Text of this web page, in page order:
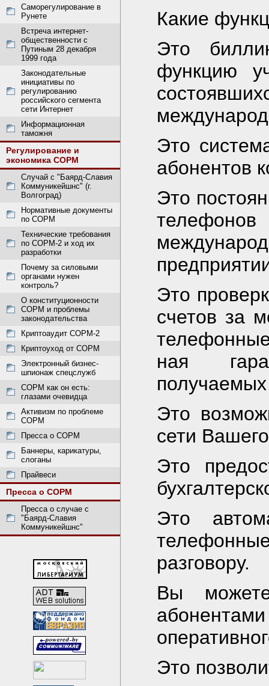
Саморегулирование в
Рунете
Встреча интернет-
общественности с
Путиным 28 декабря
1999 года
Законодательные
инициативы по
регулированию
российского сегмента
сети Интернет
Информационная
таможня
Регулирование и
экономика СОРМ
Случай с "Баярд-Славия
Коммуникейшнс" (г.
Волгоград)
Нормативные документы
по СОРМ
Технические требования
по СОРМ-2 и ход их
разработки
Почему за силовыми
органами нужен
контроль?
О конституционности
СОРМ и проблемы
законодательства
Криптоаудит СОРМ-2
Криптоуход от СОРМ
Электронный бизнес-
шпионаж спецслужб
СОРМ как он есть:
глазами очевидца
Активизм по проблеме
СОРМ
Пресса о СОРМ
Баннеры, карикатуры,
слоганы
Прайвеси
Пресса о СОРМ
Пресса о случае с
"Баярд-Славия
Коммуникейшнс"
Какие
Это
функцию
Это
абонентов
Это
Это
счетов за
ная
Это
сети
Это
Это
разговору.
Вы
Это